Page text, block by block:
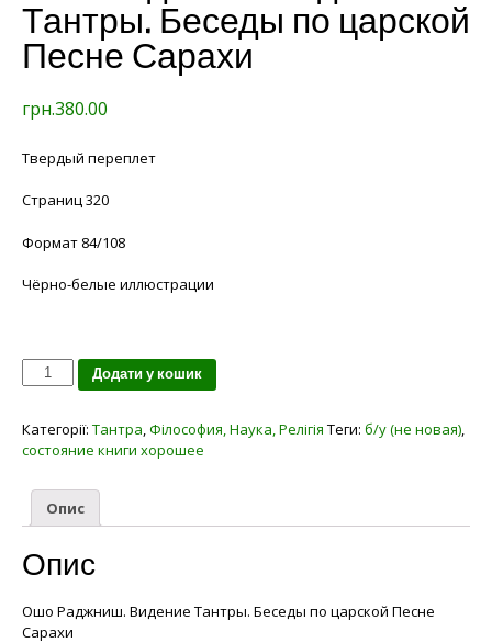
Тантры. Беседы по царской
Песне Сарахи
грн.380.00
Твердый переплет
Страниц 320
Формат 84/108
Чёрно-белые иллюстрации
Кількість Додати у кошик
Категорії: Тантра,Філософия, Наука, Релігія Теги: б/у (не новая),
состояние книги хорошее
Опис
Опис
Ошо Раджниш. Видение Тантры. Беседы по царской Песне
Сарахи